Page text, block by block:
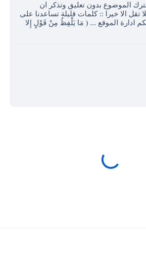
الموضوع بدون تعليق وتذكر ان
تقل الا خيرا :: كلمات قليلة تساعدنا على
ادارة الموقع ... ( مَا يَلْفِظُ مِنْ قَوْلٍ إِلا